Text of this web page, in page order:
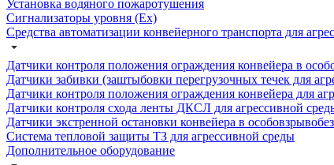
Установка водяного пожаротушения
Сигнализаторы уровня (Ех)
Средства автоматизации конвейерного транспорта для
Датчики контроля положения ограждения конвейера в
Датчики забивки (заштыбовки перегрузочных течек для
Датчики контроля положения ограждения конвейера для
Датчики контроля схода ленты ДКСЛ для агрессивной
Датчики экстренной остановки конвейера в
Система тепловой защиты ТЗ для агрессивной среды
Дополнительное оборудование